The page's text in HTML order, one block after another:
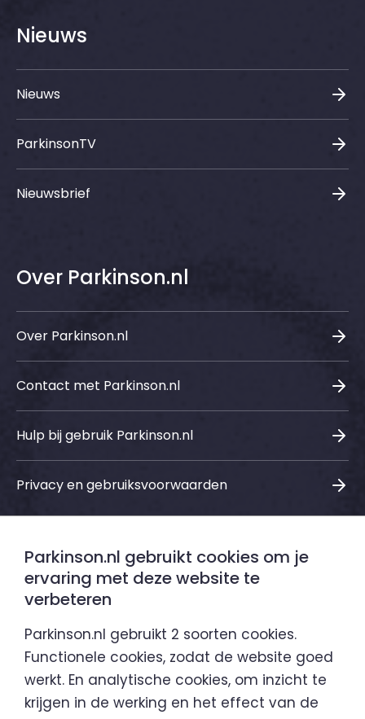
Nieuws
Nieuws
ParkinsonTV
Nieuwsbrief
Over Parkinson.nl
Over Parkinson.nl
Contact met Parkinson.nl
Hulp bij gebruik Parkinson.nl
Privacy en gebruiksvoorwaarden
Sociale media
Parkinson.nl is een initiatief van
Parkinson.nl gebruikt cookies om je
ervaring met deze website te
verbeteren
Parkinson.nl gebruikt 2 soorten cookies.
Functionele cookies, zodat de website goed
werkt. En analytische cookies, om inzicht te
krijgen in de werking en het effect van de